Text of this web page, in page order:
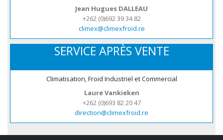
Jean Hugues DALLEAU
+262 (0)692 39 34 82
climex@climexfroid.re
SERVICE APRÈS VENTE
Climatisation, Froid Industriel et Commercial
Laure Vankieken
+262 (0)693 82 20 47
direction@climexfroid.re